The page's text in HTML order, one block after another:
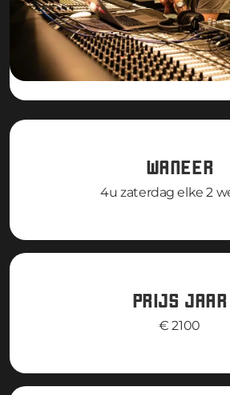
WANEER
4u zaterdag elke 2
PRIJS JAAR
€ 2100